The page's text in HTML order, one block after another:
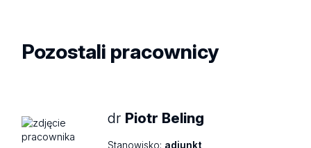
Pozostali pracownicy
dr Piotr Beling
Stanowisko: adiunkt